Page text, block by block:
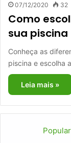
07/12/2020 32
Como
sua piscina
Conheça as
piscina e escolha
Leia mais »
Popular